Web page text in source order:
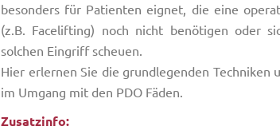
besonders für Patienten eignet, die eine
(z.B. Facelifting) noch nicht benötigen oder
solchen Eingriff scheuen.
Hier erlernen Sie die grundlegenden Techniken
im Umgang mit den PDO Fäden.
Zusatzinfo: